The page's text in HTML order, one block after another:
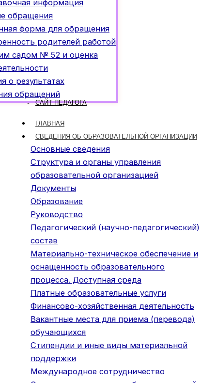
информация
обращения
форма для обращения
родителей работой
садом № 52 и оценка
о результатах
обращений
САЙТ ПЕДАГОГА
ГЛАВНАЯ
СВЕДЕНИЯ ОБ ОБРАЗОВАТЕЛЬНОЙ ОРГАНИЗАЦИИ
Основные сведения
Структура и органы управления
образовательной организацией
Документы
Образование
Руководство
Педагогический (научно-педагогический)
состав
Материально-техническое обеспечение и
оснащенность образовательного
процесса. Доступная среда
Платные образовательные услуги
Финансово-хозяйственная деятельность
Вакантные места для приема (перевода)
обучающихся
Стипендии и иные виды материальной
поддержки
Международное сотрудничество